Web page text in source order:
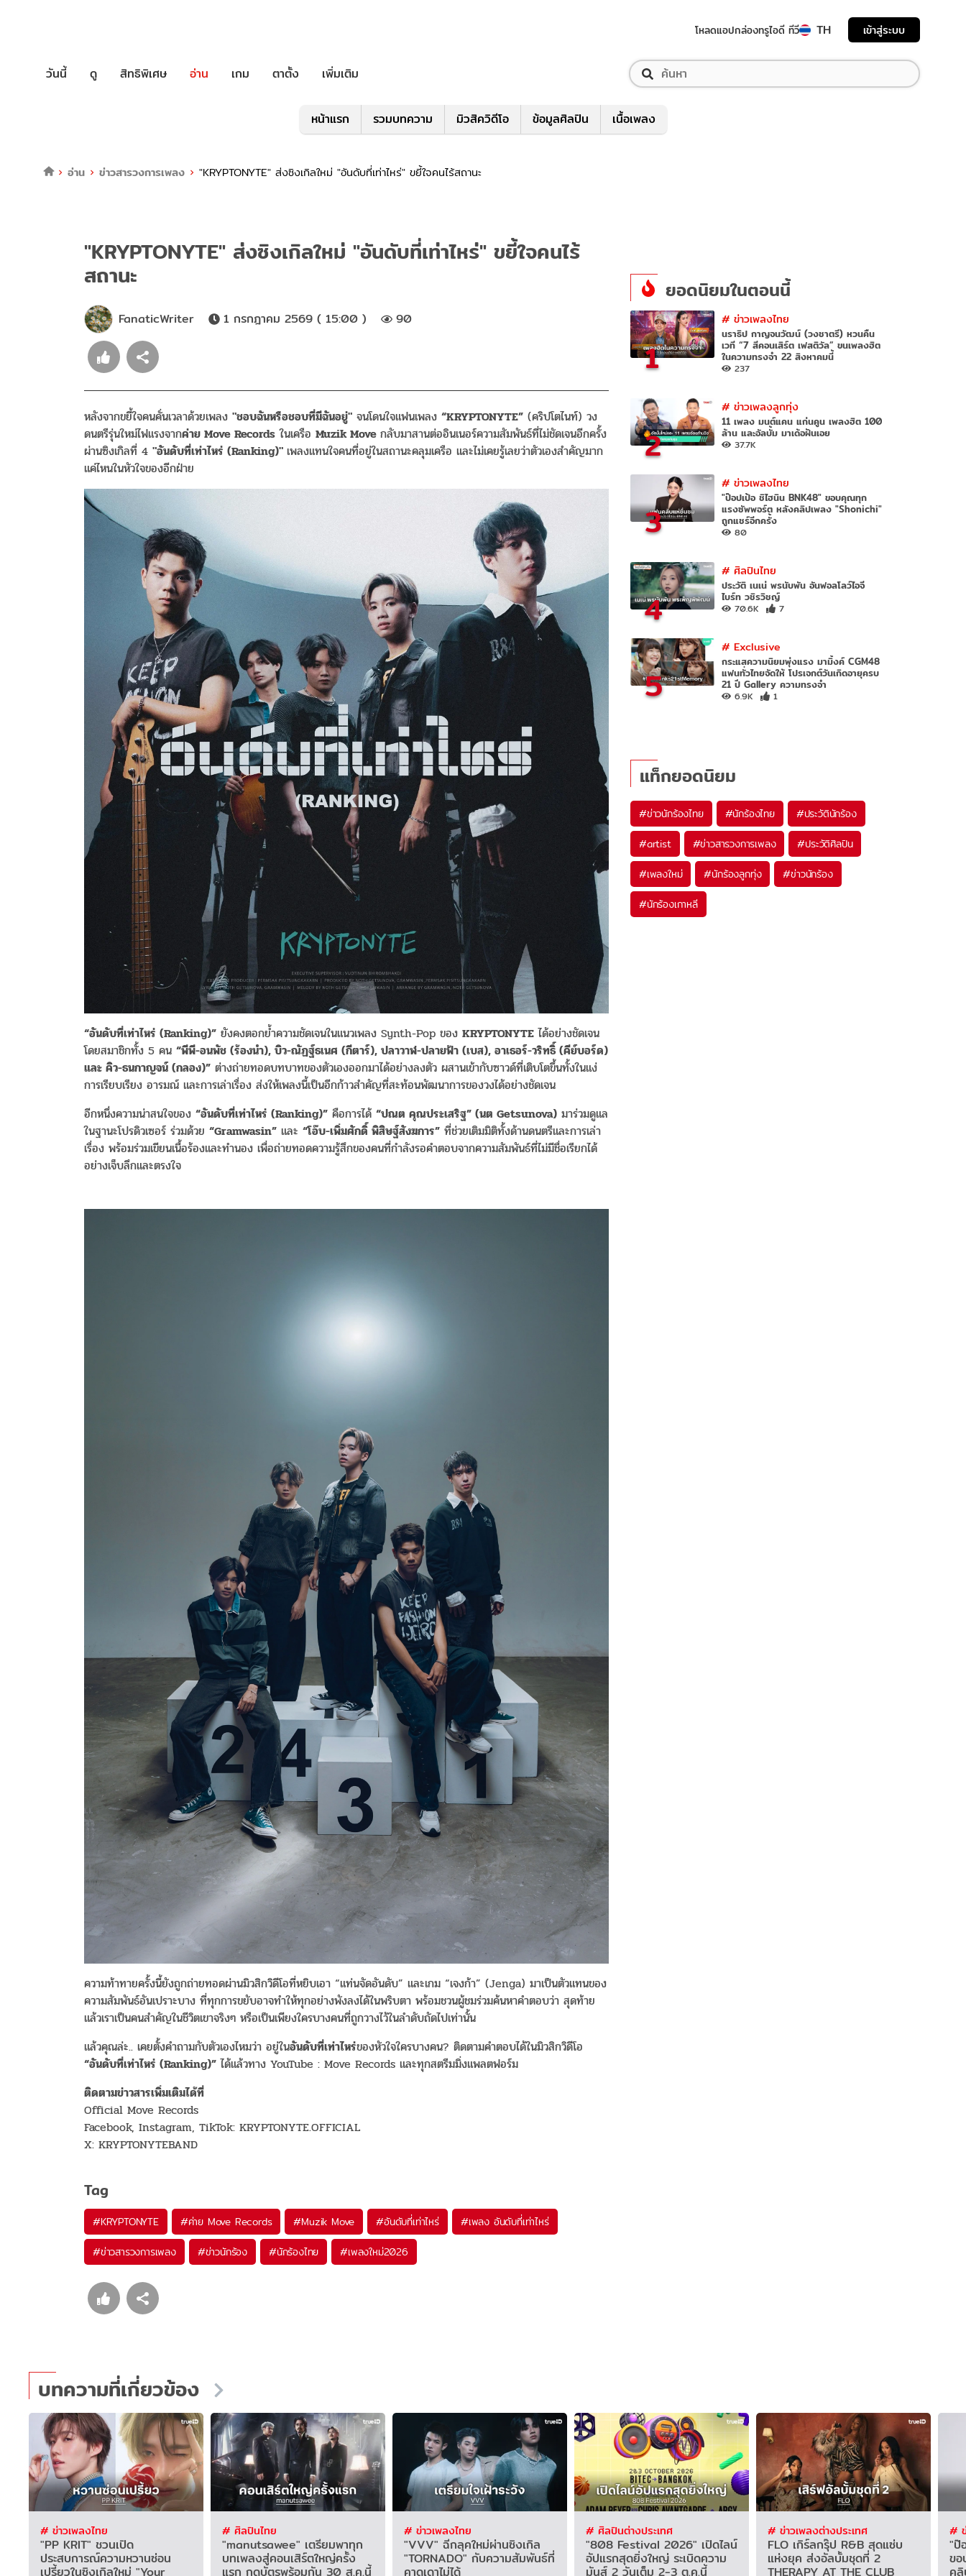
โหลดแอปกล่องทรูไอดี ทีวี TH เข้าสู่ระบบ
วันนี้ ดู สิทธิพิเศษ อ่าน เกม ตาตั้ง เพิ่มเติม
หน้าแรก รวมบทความ มิวสิควิดีโอ ข้อมูลศิลปิน เนื้อเพลง
อ่าน ข่าวสารวงการเพลง "KRYPTONYTE" ส่งซิงเกิลใหม่ "อันดับที่เท่าไหร่" ขยี้ใจคนไร้สถานะ
"KRYPTONYTE" ส่งซิงเกิลใหม่ "อันดับที่เท่าไหร่" ขยี้ใจคนไร้
สถานะ
FanaticWriter 1 กรกฎาคม 2569 ( 15:00 ) 90
หลังจากขยี้ใจคนคั่นเวลาด้วยเพลง "ชอบฉันหรือชอบที่มีฉันอยู่" จนโดนใจแฟนเพลง “KRYPTONYTE” (คริปโตไนท์) วง
ดนตรีรุ่นใหม่ไฟแรงจากค่าย Move Records ในเครือ Muzik Move กลับมาสานต่ออินเนอร์ความสัมพันธ์ที่ไม่ชัดเจนอีกครั้ง
ผ่านซิงเกิลที่ 4 "อันดับที่เท่าไหร่ (Ranking)" เพลงแทนใจคนที่อยู่ในสถานะคลุมเครือ และไม่เคยรู้เลยว่าตัวเองสำคัญมาก
แค่ไหนในหัวใจของอีกฝ่าย
“อันดับที่เท่าไหร่ (Ranking)” ยังคงตอกย้ำความชัดเจนในแนวเพลง Synth-Pop ของ KRYPTONYTE ได้อย่างชัดเจน
โดยสมาชิกทั้ง 5 คน “พีพี-อนพัช (ร้องนำ), บิว-ณัฏฐ์ธเนศ (กีตาร์), ปลาวาฬ-ปลายฟ้า (เบส), อาเธอร์-วริทธิ์ (คีย์บอร์ด)
และ คิว-ธนกาญจน์ (กลอง)” ต่างถ่ายทอดบทบาทของตัวเองออกมาได้อย่างลงตัว ผสานเข้ากับซาวด์ที่เติบโตขึ้นทั้งในแง่
การเรียบเรียง อารมณ์ และการเล่าเรื่อง ส่งให้เพลงนี้เป็นอีกก้าวสำคัญที่สะท้อนพัฒนาการของวงได้อย่างชัดเจน
อีกหนึ่งความน่าสนใจของ “อันดับที่เท่าไหร่ (Ranking)” คือการได้ “ปณต คุณประเสริฐ” (นต Getsunova) มาร่วมดูแล
ในฐานะโปรดิวเซอร์ ร่วมด้วย “Gramwasin” และ “โอ๊บ-เพิ่มศักดิ์ พิสิษฐ์สังฆการ” ที่ช่วยเติมมิติทั้งด้านดนตรีและการเล่า
เรื่อง พร้อมร่วมเขียนเนื้อร้องและทำนอง เพื่อถ่ายทอดความรู้สึกของคนที่กำลังรอคำตอบจากความสัมพันธ์ที่ไม่มีชื่อเรียกได้
อย่างเจ็บลึกและตรงใจ
ความท้าทายครั้งนี้ยังถูกถ่ายทอดผ่านมิวสิกวิดีโอที่หยิบเอา “แท่นจัดอันดับ” และเกม “เจงก้า” (Jenga) มาเป็นตัวแทนของ
ความสัมพันธ์อันเปราะบาง ที่ทุกการขยับอาจทำให้ทุกอย่างพังลงได้ในพริบตา พร้อมชวนผู้ชมร่วมค้นหาคำตอบว่า สุดท้าย
แล้วเราเป็นคนสำคัญในชีวิตเขาจริงๆ หรือเป็นเพียงใครบางคนที่ถูกวางไว้ในลำดับถัดไปเท่านั้น
แล้วคุณล่ะ.. เคยตั้งคำถามกับตัวเองไหมว่า อยู่ในอันดับที่เท่าไหร่ของหัวใจใครบางคน? ติดตามคำตอบได้ในมิวสิกวิดีโอ
“อันดับที่เท่าไหร่ (Ranking)” ได้แล้วทาง YouTube : Move Records และทุกสตรีมมิ่งแพลตฟอร์ม
ติดตามข่าวสารเพิ่มเติมได้ที่
Official Move Records
Facebook, Instagram, TikTok: KRYPTONYTE.OFFICIAL
X: KRYPTONYTEBAND
Tag
#KRYPTONYTE #ค่าย Move Records #Muzik Move #อันดับที่เท่าไหร่ #เพลง อันดับที่เท่าไหร่
#ข่าวสารวงการเพลง #ข่าวนักร้อง #นักร้องไทย #เพลงใหม่2026
ยอดนิยมในตอนนี้
1
# ข่าวเพลงไทย
นราธิป กาญจนวัฒน์ (วงชาตรี) หวนคืน
เวที “7 สีคอนเสิร์ต เฟสติวัล” ขนเพลงฮิต
ในความทรงจำ 22 สิงหาคมนี้
237
2
# ข่าวเพลงลูกทุ่ง
11 เพลง มนต์แคน แก่นคูน เพลงฮิต 100
ล้าน และอัลบั้ม มาเด้อฝันเอย
37.7K
3
# ข่าวเพลงไทย
"ป๊อปเป้อ ชิไฮนิน BNK48" ขอบคุณทุก
แรงซัพพอร์ต หลังคลิปเพลง "Shonichi"
ถูกแชร์อีกครั้ง
80
4
# ศิลปินไทย
ประวัติ เนเน่ พรนับพัน อันฟอลโลว์ไอจี
ไบร์ท วชิรวิชญ์
70.6K 7
5
# Exclusive
กระแสความนิยมพุ่งแรง มามิ้งค์ CGM48
แฟนทั่วไทยจัดให้ โปรเจกต์วันเกิดอายุครบ
21 ปี Gallery ความทรงจำ
6.9K 1
แท็กยอดนิยม
#ข่าวนักร้องไทย #นักร้องไทย #ประวัตินักร้อง
#artist #ข่าวสารวงการเพลง #ประวัติศิลปิน
#เพลงใหม่ #นักร้องลูกทุ่ง #ข่าวนักร้อง
#นักร้องเกาหลี
บทความที่เกี่ยวข้อง
# ข่าวเพลงไทย
"PP KRIT" ชวนเปิด
ประสบการณ์ความหวานซ่อน
เปรี้ยวในซิงเกิลใหม่ "Your
# ศิลปินไทย
"manutsawee" เตรียมพาทุก
บทเพลงสู่คอนเสิร์ตใหญ่ครั้ง
แรก กดบัตรพร้อมกัน 30 ส.ค.นี้
# ข่าวเพลงไทย
"VVV" ฉีกลุคใหม่ผ่านซิงเกิล
"TORNADO" กับความสัมพันธ์ที่
คาดเดาไม่ได้
# ศิลปินต่างประเทศ
"808 Festival 2026" เปิดไลน์
อัปแรกสุดยิ่งใหญ่ ระเบิดความ
มันส์ 2 วันเต็ม 2-3 ต.ค.นี้
# ข่าวเพลงต่างประเทศ
FLO เกิร์ลกรุ๊ป R&B สุดแซ่บ
แห่งยุค ส่งอัลบั้มชุดที่ 2
THERAPY AT THE CLUB
#
"ป๊
ข
ค